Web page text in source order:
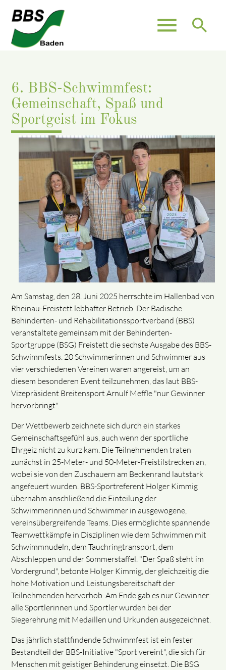
menu search
6. BBS-Schwimmfest:
Gemeinschaft, Spaß und
Sportgeist im Fokus
Am Samstag, den 28. Juni 2025 herrschte im Hallenbad von
Rheinau-Freistett lebhafter Betrieb. Der Badische
Behinderten- und Rehabilitationssportverband (BBS)
veranstaltete gemeinsam mit der Behinderten-
Sportgruppe (BSG) Freistett die sechste Ausgabe des BBS-
Schwimmfests. 20 Schwimmerinnen und Schwimmer aus
vier verschiedenen Vereinen waren angereist, um an
diesem besonderen Event teilzunehmen, das laut BBS-
Vizepräsident Breitensport Arnulf Meffle "nur Gewinner
hervorbringt".
Der Wettbewerb zeichnete sich durch ein starkes
Gemeinschaftsgefühl aus, auch wenn der sportliche
Ehrgeiz nicht zu kurz kam. Die Teilnehmenden traten
zunächst in 25-Meter- und 50-Meter-Freistilstrecken an,
wobei sie von den Zuschauern am Beckenrand lautstark
angefeuert wurden. BBS-Sportreferent Holger Kimmig
übernahm anschließend die Einteilung der
Schwimmerinnen und Schwimmer in ausgewogene,
vereinsübergreifende Teams. Dies ermöglichte spannende
Teamwettkämpfe in Disziplinen wie dem Schwimmen mit
Schwimmnudeln, dem Tauchringtransport, dem
Abschleppen und der Sommerstaffel. "Der Spaß steht im
Vordergrund", betonte Holger Kimmig, der gleichzeitig die
hohe Motivation und Leistungsbereitschaft der
Teilnehmenden hervorhob. Am Ende gab es nur Gewinner:
alle Sportlerinnen und Sportler wurden bei der
Siegerehrung mit Medaillen und Urkunden ausgezeichnet.
Das jährlich stattfindende Schwimmfest ist ein fester
Bestandteil der BBS-Initiative "Sport vereint", die sich für
Menschen mit geistiger Behinderung einsetzt. Die BSG